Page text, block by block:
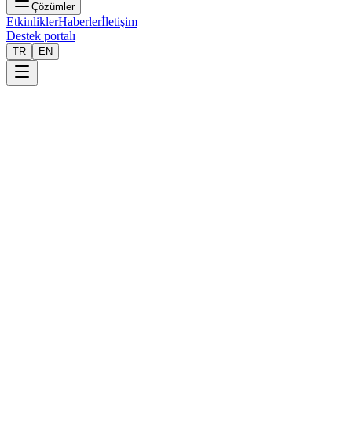
Çözümler
EtkinliklerHaberlerİletişim
Destek portalı
TR EN